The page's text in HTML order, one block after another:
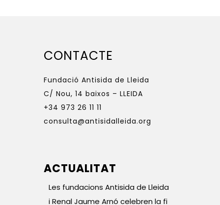
CONTACTE
Fundació Antisida de Lleida
C/ Nou, 14 baixos – LLEIDA
+34 973 26 11 11
consulta@antisidalleida.org
ACTUALITAT
Les fundacions Antisida de Lleida
i Renal Jaume Arnó celebren la fi